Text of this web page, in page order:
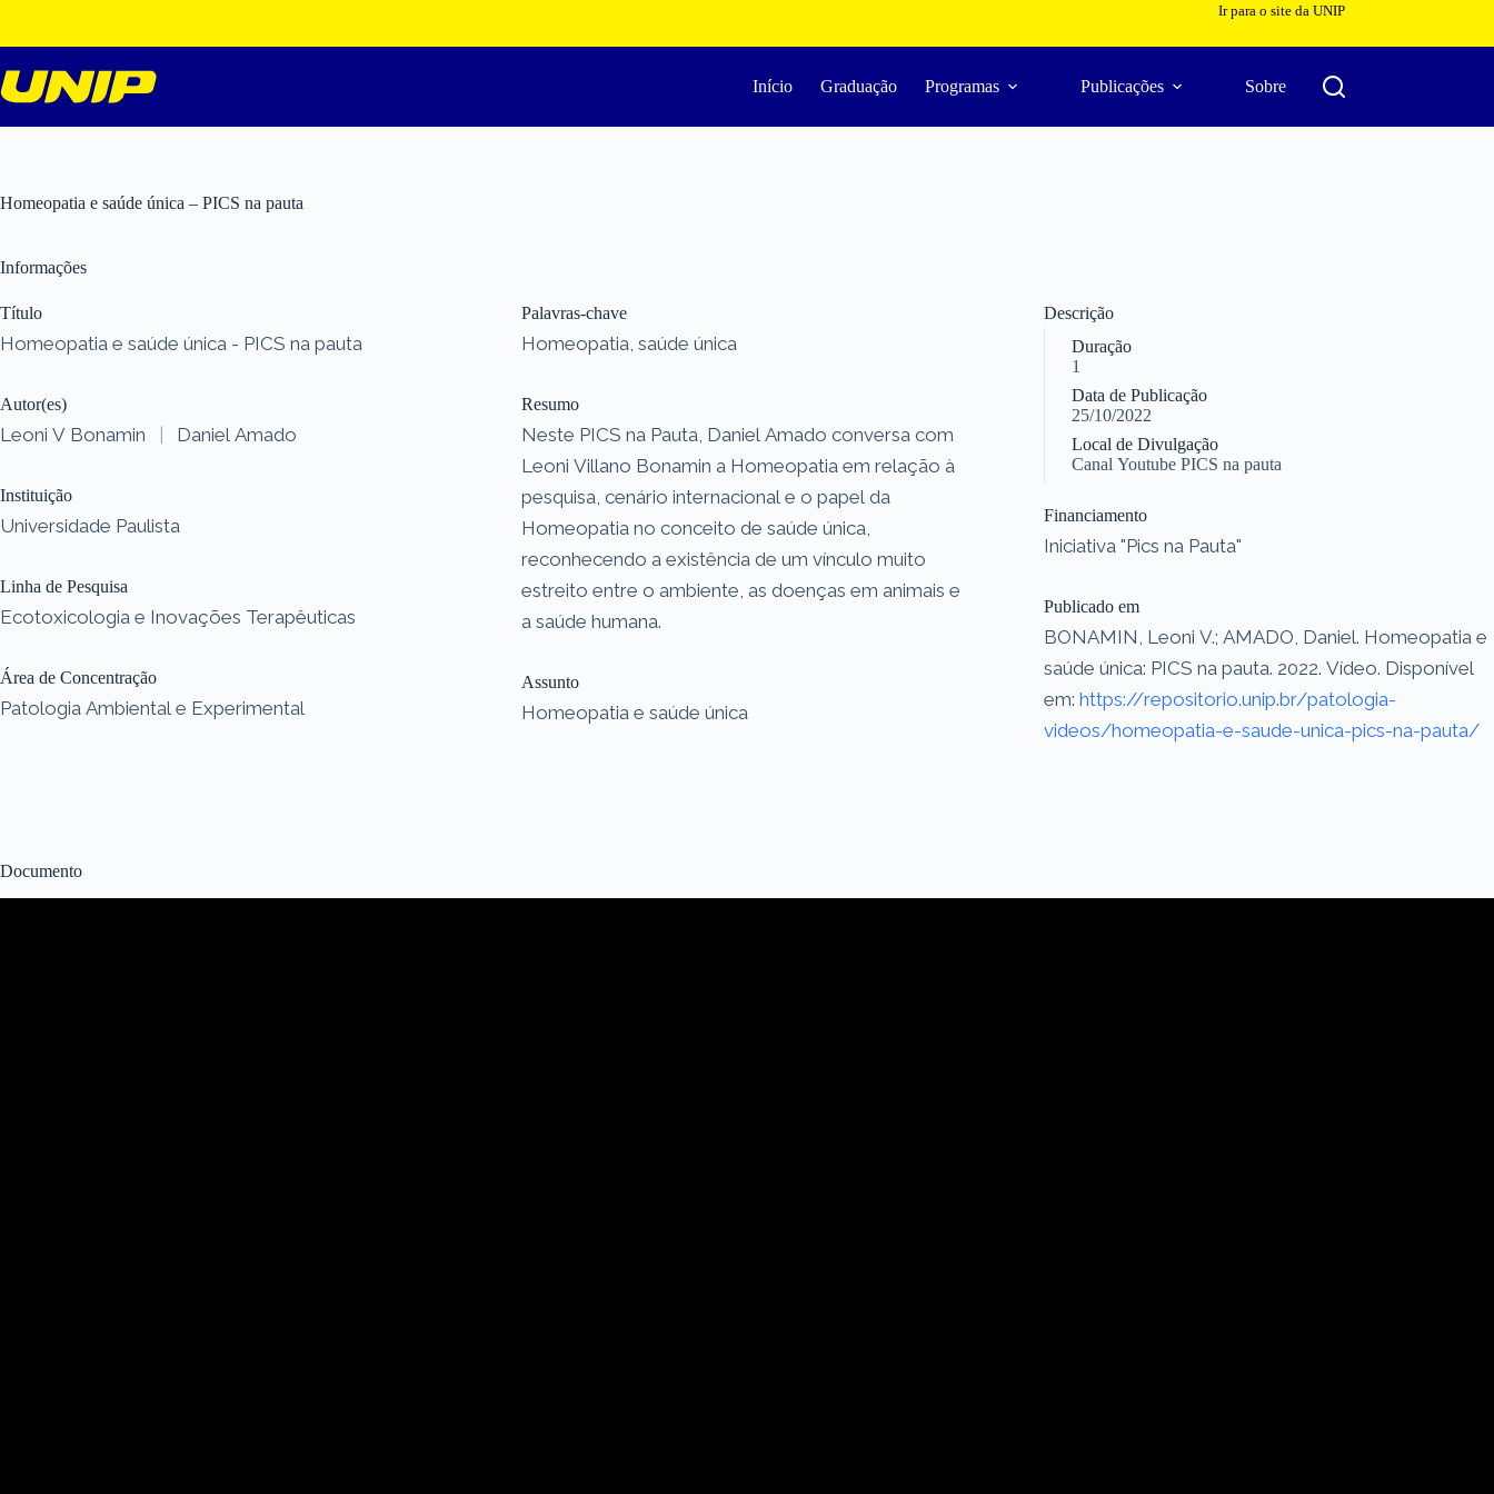
o
conteúdo
Ir para o site da UNIP
Início Graduação Programas Publicações Sobre
Homeopatia e saúde única – PICS na pauta
Documento
Informações
Título
Homeopatia e saúde única - PICS na pauta
Autor(es)
Leoni V Bonamin | Daniel Amado
Instituição
Universidade Paulista
Linha de Pesquisa
Ecotoxicologia e Inovações Terapêuticas
Área de Concentração
Patologia Ambiental e Experimental
Palavras-chave
Homeopatia, saúde única
Resumo
Neste PICS na Pauta, Daniel Amado conversa com
Leoni Villano Bonamin a Homeopatia em relação à
pesquisa, cenário internacional e o papel da
Homeopatia no conceito de saúde única,
reconhecendo a existência de um vínculo muito
estreito entre o ambiente, as doenças em animais e
a saúde humana.
Assunto
Homeopatia e saúde única
Descrição
Duração
1
Data de Publicação
25/10/2022
Local de Divulgação
Canal Youtube PICS na pauta
Financiamento
Iniciativa "Pics na Pauta"
Publicado em
BONAMIN, Leoni V.; AMADO, Daniel. Homeopatia e
saúde única: PICS na pauta. 2022. Vídeo. Disponível
em: https://repositorio.unip.br/patologia-
videos/homeopatia-e-saude-unica-pics-na-pauta/